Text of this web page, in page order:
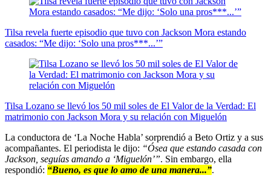
Tilsa revela fuerte episodio que tuvo con Jackson Mora estando
casados: “Me dijo: ‘Solo una pros***...’”
Tilsa Lozano se llevó los 50 mil soles de El Valor de la Verdad: El
matrimonio con Jackson Mora y su relación con Miguelón
La conductora de ‘La Noche Habla’ sorprendió a Beto Ortiz y a sus
acompañantes. El periodista le dijo: “Ósea que estando casada con
Jackson, seguías amando a ‘Miguelón’”. Sin embargo, ella
respondió: “Bueno, es que lo amo de una manera...”.